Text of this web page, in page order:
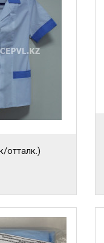
отталк.)